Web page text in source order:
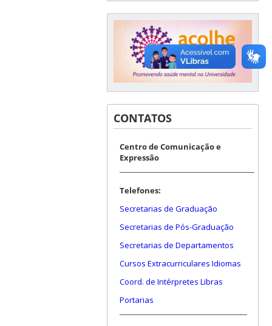
CONTATOS
Centro de Comunicação e
Expressão
Telefones:
Secretarias de Graduação
Secretarias de Pós-Graduação
Secretarias de Departamentos
Cursos Extracurriculares Idiomas
Coord. de Intérpretes Libras
Portarias